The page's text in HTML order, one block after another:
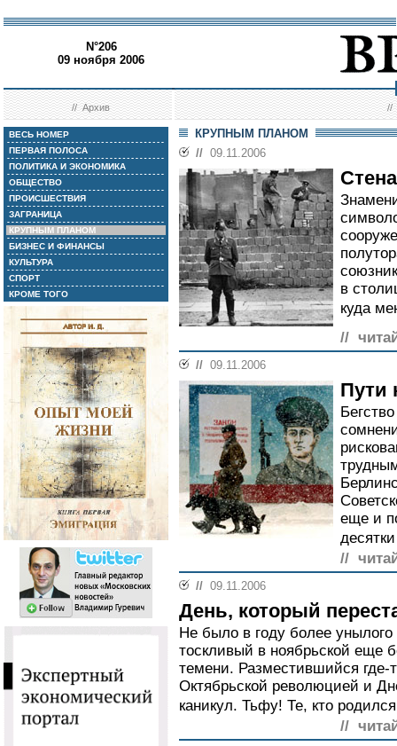
N°206
09 ноября 2006
//Архив //
ВЕСЬ НОМЕР
ПЕРВАЯ ПОЛОСА
ПОЛИТИКА И ЭКОНОМИКА
ОБЩЕСТВО
ПРОИСШЕСТВИЯ
ЗАГРАНИЦА
КРУПНЫМ ПЛАНОМ
БИЗНЕС И ФИНАНСЫ
КУЛЬТУРА
СПОРТ
КРОМЕ ТОГО
КРУПНЫМ ПЛАНОМ
// 09.11.2006
Стена
в
куда
//
// 09.11.2006
Пути
еще и
//
// 09.11.2006
День, который
Не было в году более
тоскливый в ноябрьской еще
темени. Разместившийся где-
Октябрьской революцией и
каникул. Тьфу! Те, кто
//